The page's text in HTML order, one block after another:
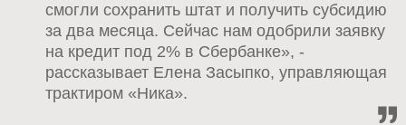
смогли сохранить штат и получить субсидию
за два месяца. Сейчас нам одобрили заявку
на кредит под 2% в Сбербанке», -
рассказывает Елена Засыпко, управляющая
трактиром «Ника».